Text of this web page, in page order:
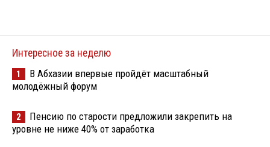
Интересное за неделю
1
В Абхазии впервые пройдёт масштабный
молодёжный форум
2
Пенсию по старости предложили закрепить на
уровне не ниже 40% от заработка